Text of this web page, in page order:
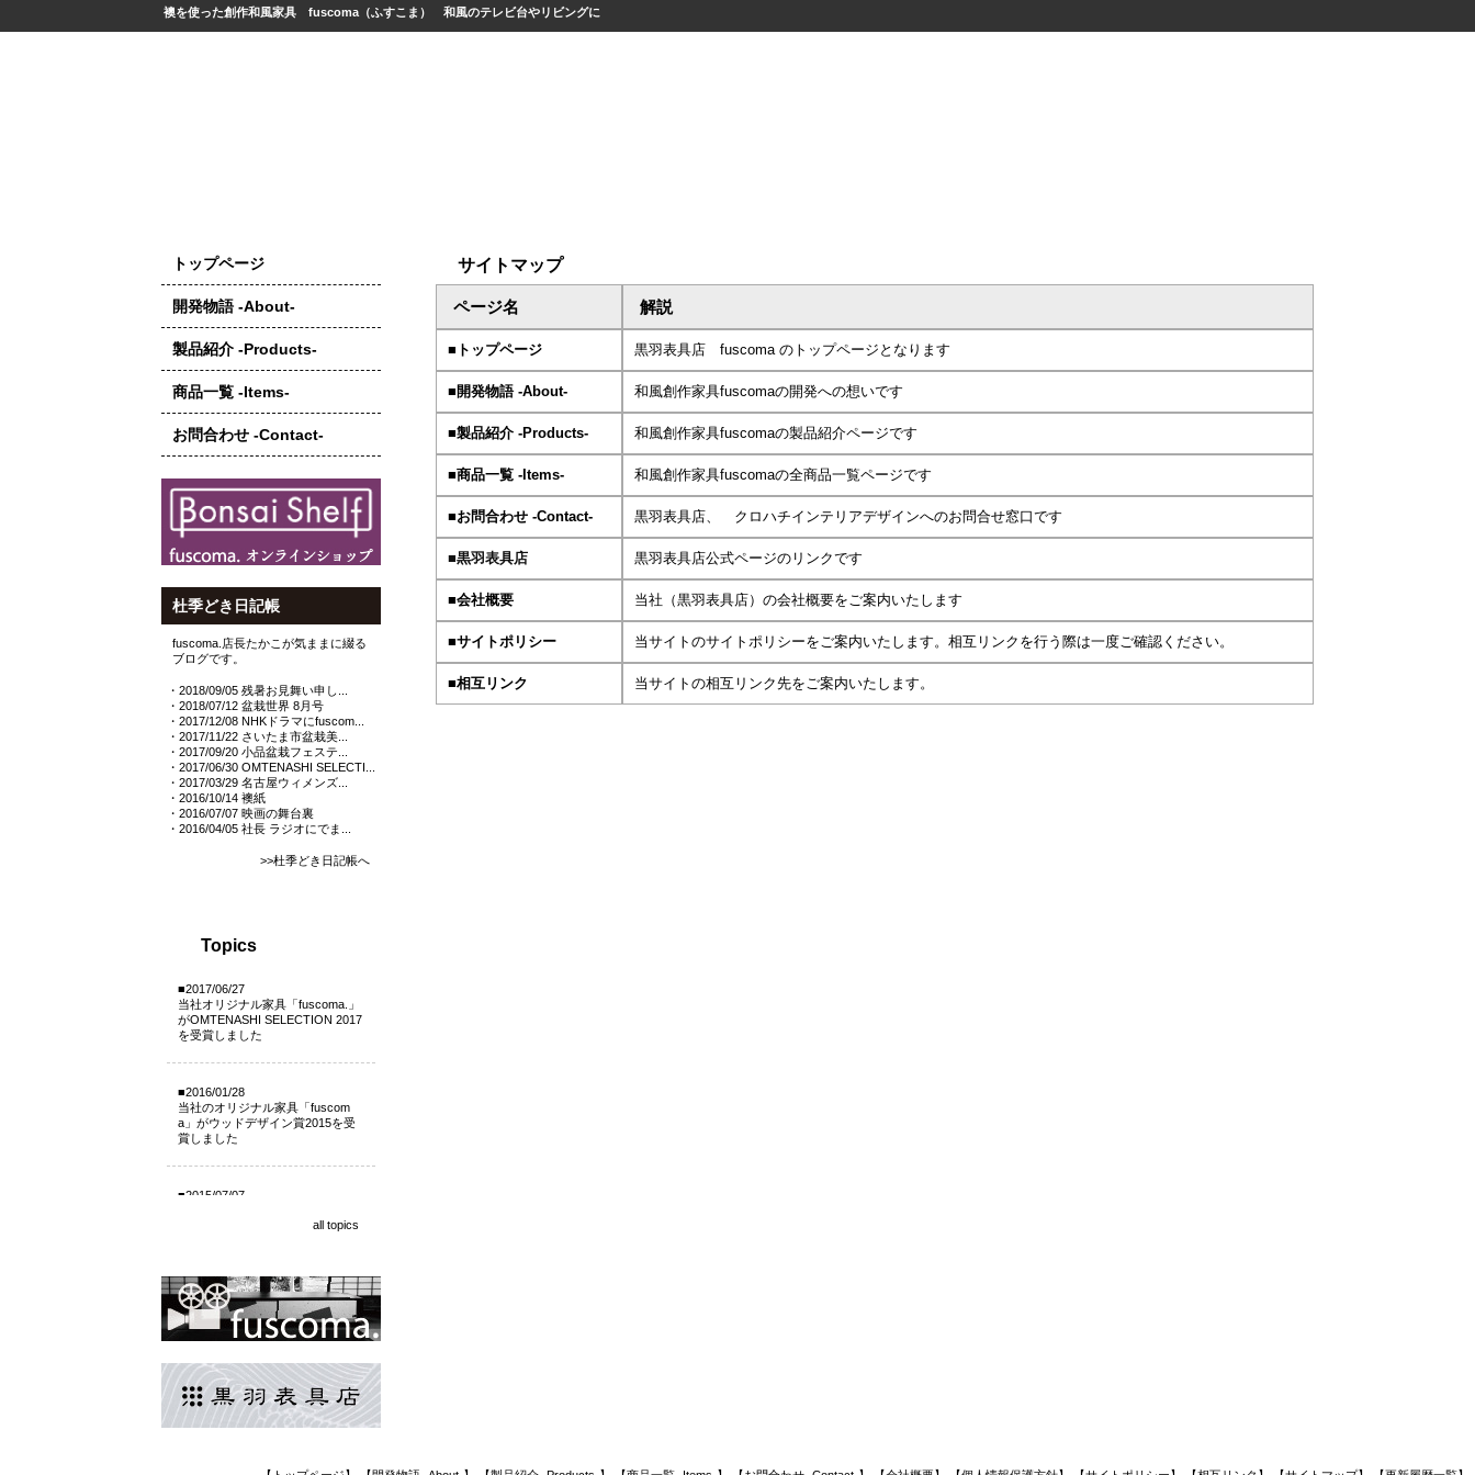
襖を使った創作和風家具 fuscoma（ふすこま） 和風のテレビ台やリビングに
トップページ
開発物語 -About-
製品紹介 -Products-
商品一覧 -Items-
お問合わせ -Contact-
杜季どき日記帳
fuscoma.店長たかこが気ままに綴る
ブログです。
・2018/09/05 残暑お見舞い申し...
・2018/07/12 盆栽世界 8月号
・2017/12/08 NHKドラマにfuscom...
・2017/11/22 さいたま市盆栽美...
・2017/09/20 小品盆栽フェステ...
・2017/06/30 OMTENASHI SELECTI...
・2017/03/29 名古屋ウィメンズ...
・2016/10/14 襖紙
・2016/07/07 映画の舞台裏
・2016/04/05 社長 ラジオにでま...
>>杜季どき日記帳へ
Topics
■2017/06/27
当社オリジナル家具「fuscoma.」
がOMTENASHI SELECTION 2017
を受賞しました
■2016/01/28
当社のオリジナル家具「fuscom
a」がウッドデザイン賞2015を受
賞しました
■2015/07/07
■2015/06/23
東京 デザイン製品展 DESIGN
TOKYO 出展いたします
all topics
サイトマップ
ページ名 解説
■トップページ 黒羽表具店 fuscoma のトップページとなります
■開発物語 -About- 和風創作家具fuscomaの開発への想いです
■製品紹介 -Products- 和風創作家具fuscomaの製品紹介ページです
■商品一覧 -Items- 和風創作家具fuscomaの全商品一覧ページです
■お問合わせ -Contact- 黒羽表具店、 クロハチインテリアデザインへのお問合せ窓口です
■黒羽表具店 黒羽表具店公式ページのリンクです
■会社概要 当社（黒羽表具店）の会社概要をご案内いたします
■サイトポリシー 当サイトのサイトポリシーをご案内いたします。相互リンクを行う際は一度ご確認ください。
■相互リンク 当サイトの相互リンク先をご案内いたします。